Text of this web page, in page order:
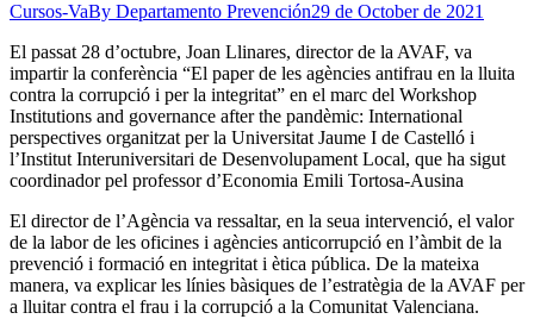
Cursos-VaBy Departamento Prevención29 de October de 2021
El passat 28 d’octubre, Joan Llinares, director de la AVAF, va
impartir la conferència “El paper de les agències antifrau en la lluita
contra la corrupció i per la integritat” en el marc del Workshop
Institutions and governance after the pandèmic: International
perspectives organitzat per la Universitat Jaume I de Castelló i
l’Institut Interuniversitari de Desenvolupament Local, que ha sigut
coordinador pel professor d’Economia Emili Tortosa-Ausina
El director de l’Agència va ressaltar, en la seua intervenció, el valor
de la labor de les oficines i agències anticorrupció en l’àmbit de la
prevenció i formació en integritat i ètica pública. De la mateixa
manera, va explicar les línies bàsiques de l’estratègia de la AVAF per
a lluitar contra el frau i la corrupció a la Comunitat Valenciana.